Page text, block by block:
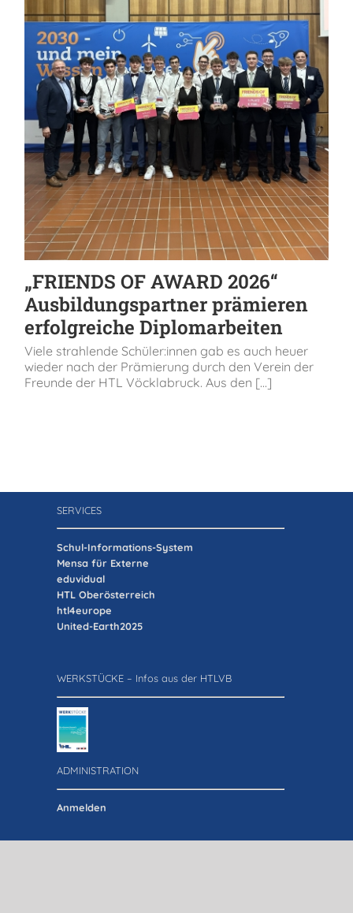
„FRIENDS OF AWARD 2026“
Ausbildungspartner prämieren
erfolgreiche Diplomarbeiten
Viele strahlende Schüler:innen gab es auch heuer
wieder nach der Prämierung durch den Verein der
Freunde der HTL Vöcklabruck. Aus den [...]
SERVICES
Schul-Informations-System
Mensa für Externe
eduvidual
HTL Oberösterreich
htl4europe
United-Earth2025
WERKSTÜCKE – Infos aus der HTLVB
ADMINISTRATION
Anmelden